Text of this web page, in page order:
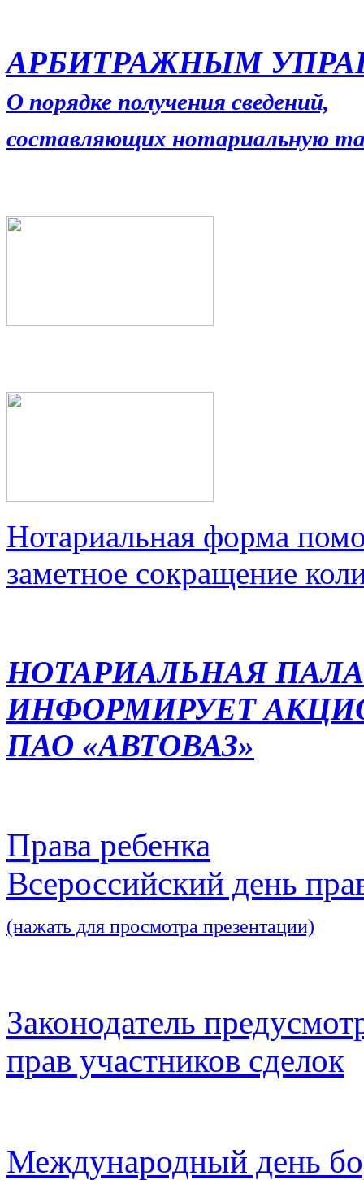
АРБИТРАЖНЫМ
О порядке получения сведений,
составляющих нотариальную
Нотариальная форма
заметное сокращение
НОТАРИАЛЬНАЯ
ИНФОРМИРУЕТ
ПАО «АВТОВАЗ»
Права ребенка
Всероссийский день
(нажать для просмотра презентации)
Законодатель
прав участников сделок
Международный день